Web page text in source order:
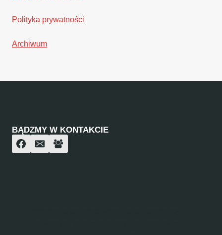
Polityka prywatności
Archiwum
BĄDZMY W KONTAKCIE